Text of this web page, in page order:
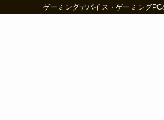
ゲーミングデバイス・ゲーミング